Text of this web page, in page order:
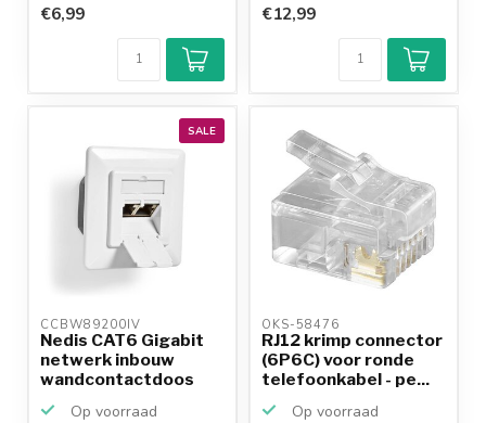
€6,99 €12,99
SALE
CCBW89200IV
Nedis CAT6 Gigabit
netwerk inbouw
wandcontactdoos
Op voorraad
OKS-58476
RJ12 krimp connector
(6P6C) voor ronde
telefoonkabel - pe...
Op voorraad